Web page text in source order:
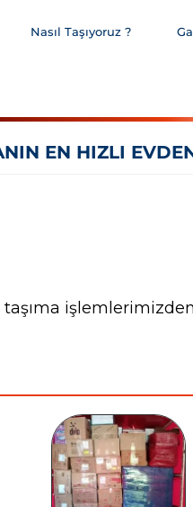
Nasıl Taşıyoruz ?
EN HIZLI